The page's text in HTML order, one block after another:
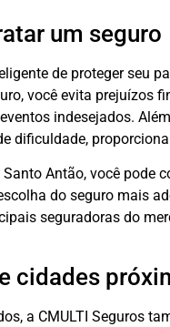
um seguro
de proteger seu
você evita prejuízos
indesejados.
dificuldade,
Antão, você pode
do seguro mais
seguradoras do
cidades
a CMULTI Seguros